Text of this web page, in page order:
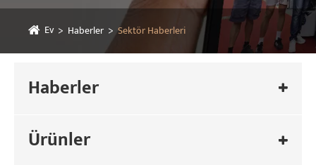
Ev Haberler Sektör Haberleri
Haberler
Ürünler